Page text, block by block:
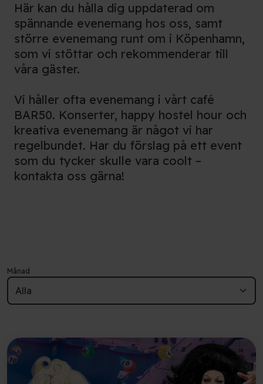
Här kan du hålla dig uppdaterad om
spännande evenemang hos oss, samt
större evenemang runt om i Köpenhamn,
som vi stöttar och rekommenderar till
våra gäster.
Vi håller ofta evenemang i vårt café
BAR50. Konserter, happy hostel hour och
kreativa evenemang är något vi har
regelbundet. Har du förslag på ett event
som du tycker skulle vara coolt –
kontakta oss gärna!
Månad